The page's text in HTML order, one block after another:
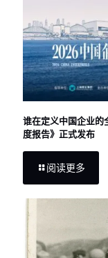
谁在定义中国企业
度报告》正式发布
阅读更多